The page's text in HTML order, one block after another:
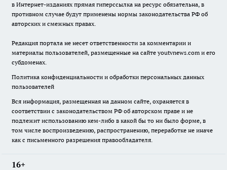
в Интернет-изданиях прямая гиперссылка на ресурс обязательна, в
противном случае будут применены нормы законодательства РФ об
авторских и смежных правах.
Редакция портала не несет ответственности за комментарии и
материалы пользователей, размещенные на сайте youtvnews.com и его
субдоменах.
Политика конфиденциальности и обработки персональных данных
пользователей
Вся информация, размещенная на данном сайте, охраняется в
соответствии с законодательством РФ об авторском праве и не
подлежит использованию кем-либо в какой бы то ни было форме, в
том числе воспроизведению, распространению, переработке не иначе
как с письменного разрешения правообладателя.
16+